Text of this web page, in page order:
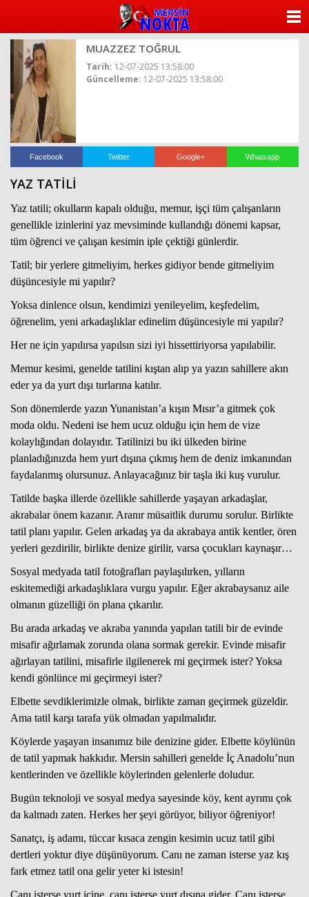
MUAZZEZ TOĞRUL
Tarih: 12-07-2025 13:58:00
Güncelleme: 12-07-2025 13:58:00
Facebook Twitter Google+ Whatsapp
YAZ TATİLİ
Yaz tatili; okulların kapalı olduğu, memur, işçi tüm çalışanların
genellikle izinlerini yaz mevsiminde kullandığı dönemi kapsar,
tüm öğrenci ve çalışan kesimin iple çektiği günlerdir.
Tatil; bir yerlere gitmeliyim, herkes gidiyor bende gitmeliyim
düşüncesiyle mi yapılır?
Yoksa dinlence olsun, kendimizi yenileyelim, keşfedelim,
öğrenelim, yeni arkadaşlıklar edinelim düşüncesiyle mi yapılır?
Her ne için yapılırsa yapılsın sizi iyi hissettiriyorsa yapılabilir.
Memur kesimi, genelde tatilini kıştan alıp ya yazın sahillere akın
eder ya da yurt dışı turlarına katılır.
Son dönemlerde yazın Yunanistan’a kışın Mısır’a gitmek çok
moda oldu. Nedeni ise hem ucuz olduğu için hem de vize
kolaylığından dolayıdır. Tatilinizi bu iki ülkeden birine
planladığınızda hem yurt dışına çıkmış hem de deniz imkanından
faydalanmış olursunuz. Anlayacağınız bir taşla iki kuş vurulur.
Tatilde başka illerde özellikle sahillerde yaşayan arkadaşlar,
akrabalar önem kazanır. Aranır müsaitlik durumu sorulur. Birlikte
tatil planı yapılır. Gelen arkadaş ya da akrabaya antik kentler, ören
yerleri gezdirilir, birlikte denize girilir, varsa çocukları kaynaşır…
Sosyal medyada tatil fotoğrafları paylaşılırken, yılların
eskitemediği arkadaşlıklara vurgu yapılır. Eğer akrabaysanız aile
olmanın güzelliği ön plana çıkarılır.
Bu arada arkadaş ve akraba yanında yapılan tatili bir de evinde
misafir ağırlamak zorunda olana sormak gerekir. Evinde misafir
ağırlayan tatilini, misafirle ilgilenerek mi geçirmek ister? Yoksa
kendi gönlünce mi geçirmeyi ister?
Elbette sevdiklerimizle olmak, birlikte zaman geçirmek güzeldir.
Ama tatil karşı tarafa yük olmadan yapılmalıdır.
Köylerde yaşayan insanımız bile denizine gider. Elbette köylünün
de tatil yapmak hakkıdır. Mersin sahilleri genelde İç Anadolu’nun
kentlerinden ve özellikle köylerinden gelenlerle doludur.
Bugün teknoloji ve sosyal medya sayesinde köy, kent ayrımı çok
da kalmadı zaten. Herkes her şeyi görüyor, biliyor öğreniyor!
Sanatçı, iş adamı, tüccar kısaca zengin kesimin ucuz tatil gibi
dertleri yoktur diye düşünüyorum. Canı ne zaman isterse yaz kış
fark etmez tatil ona gelir yeter ki istesin!
Canı isterse yurt içine, canı isterse yurt dışına gider. Canı isterse
YAZARLAR
Haberin Doğru Adresi.